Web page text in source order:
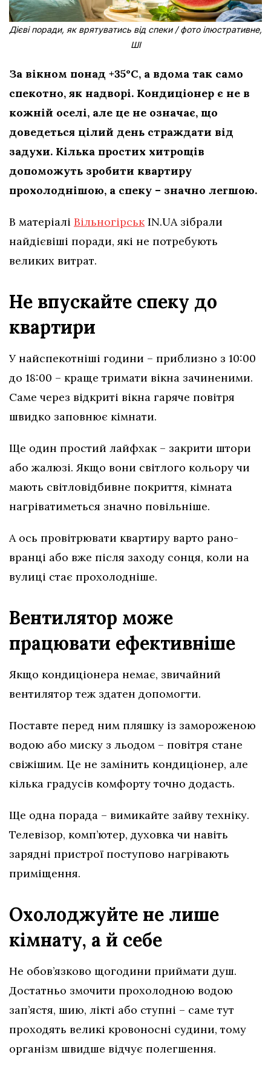
Дієві поради, як врятуватись від спеки / фото ілюстративне,
ШІ
За вікном понад +35°C, а вдома так само
спекотно, як надворі. Кондиціонер є не в
кожній оселі, але це не означає, що
доведеться цілий день страждати від
задухи. Кілька простих хитрощів
допоможуть зробити квартиру
прохолоднішою, а спеку – значно легшою.
В матеріалі ВільногірськIN.UA зібрали
найдієвіші поради, які не потребують
великих витрат.
Не впускайте спеку до
квартири
У найспекотніші години – приблизно з 10:00
до 18:00 – краще тримати вікна зачиненими.
Саме через відкриті вікна гаряче повітря
швидко заповнює кімнати.
Ще один простий лайфхак – закрити штори
або жалюзі. Якщо вони світлого кольору чи
мають світловідбивне покриття, кімната
нагріватиметься значно повільніше.
А ось провітрювати квартиру варто рано-
вранці або вже після заходу сонця, коли на
вулиці стає прохолодніше.
Вентилятор може
працювати ефективніше
Якщо кондиціонера немає, звичайний
вентилятор теж здатен допомогти.
Поставте перед ним пляшку із замороженою
водою або миску з льодом – повітря стане
свіжішим. Це не замінить кондиціонер, але
кілька градусів комфорту точно додасть.
Ще одна порада – вимикайте зайву техніку.
Телевізор, комп’ютер, духовка чи навіть
зарядні пристрої поступово нагрівають
приміщення.
Охолоджуйте не лише
кімнату, а й себе
Не обов’язково щогодини приймати душ.
Достатньо змочити прохолодною водою
зап’ястя, шию, лікті або ступні – саме тут
проходять великі кровоносні судини, тому
організм швидше відчує полегшення.